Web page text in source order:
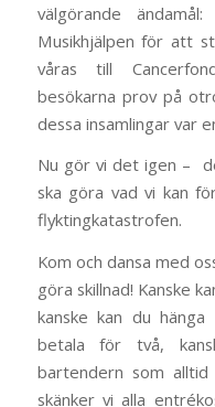
välgörande
Musikhjälpen för att
våras till
besökarna prov på
dessa insamlingar var
Nu gör vi det igen –
ska göra vad vi kan
flyktingkatastrofen.
Kom och dansa med
göra skillnad! Kanske
kanske kan du
betala för två,
bartendern som
skänker vi alla